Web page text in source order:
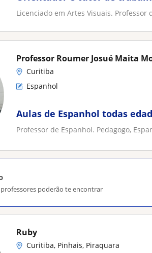
Licenciado em Artes Visuais.
Professor Roumer Josué Maita
Curitiba
Espanhol
Aulas de Espanhol todas
Professor de Espanhol. Pedagogo,
poderão te encontrar
Ruby
Curitiba, Pinhais, Piraquara